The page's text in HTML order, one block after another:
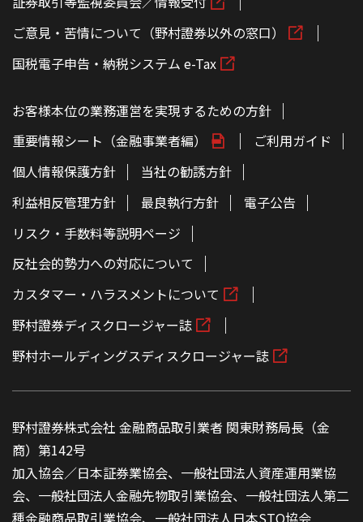
ご意見・苦情について（野村證券以外の窓口）
国税電子申告・納税システム e-Tax
お客様本位の業務運営を実現するための方針
重要情報シート（金融事業者編）
ご利用ガイド
個人情報保護方針
当社の勧誘方針
利益相反管理方針
最良執行方針
電子公告
リスク・手数料等説明ページ
反社会的勢力への対応について
カスタマー・ハラスメントについて
野村證券ディスクロージャー誌
野村ホールディングスディスクロージャー誌
野村證券株式会社 金融商品取引業者 関東財務局長（金
商）第142号
加入協会／日本証券業協会、一般社団法人資産運用業協
会、一般社団法人金融先物取引業協会、一般社団法人第二